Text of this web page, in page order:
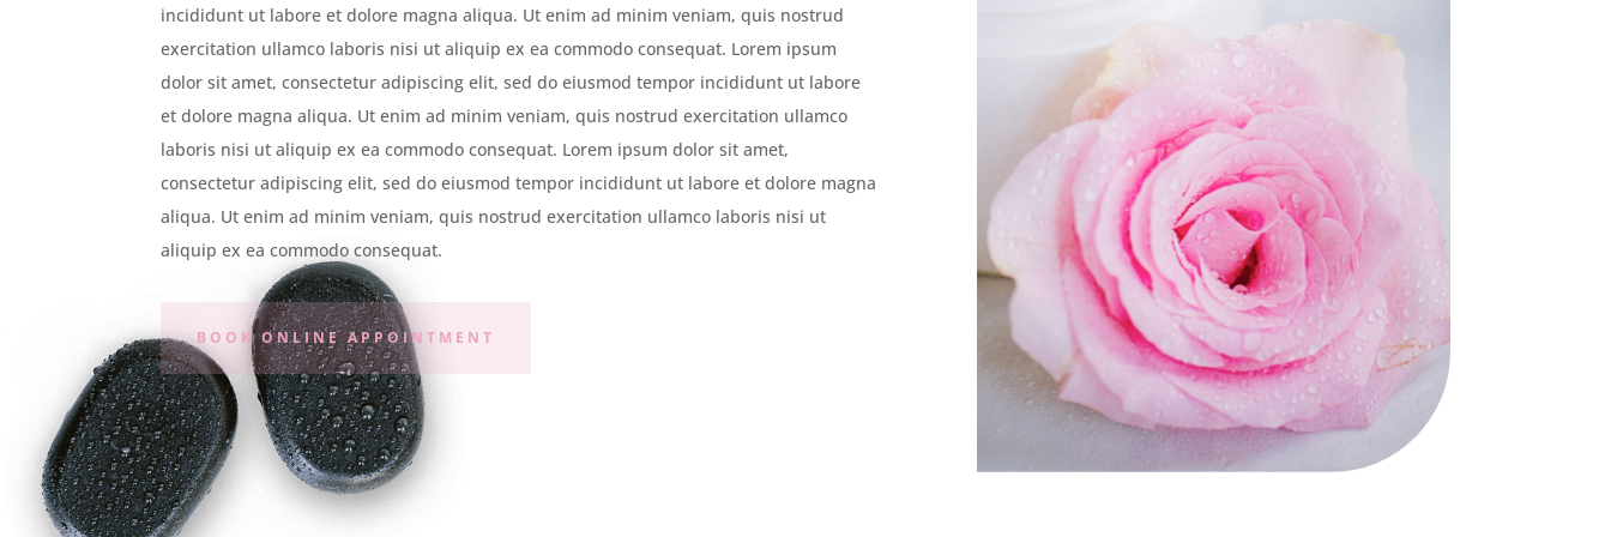
incididunt ut labore et dolore magna aliqua. Ut enim ad minim veniam, quis nostrud
exercitation ullamco laboris nisi ut aliquip ex ea commodo consequat. Lorem ipsum
dolor sit amet, consectetur adipiscing elit, sed do eiusmod tempor incididunt ut labore
et dolore magna aliqua. Ut enim ad minim veniam, quis nostrud exercitation ullamco
laboris nisi ut aliquip ex ea commodo consequat. Lorem ipsum dolor sit amet,
consectetur adipiscing elit, sed do eiusmod tempor incididunt ut labore et dolore magna
aliqua. Ut enim ad minim veniam, quis nostrud exercitation ullamco laboris nisi ut
aliquip ex ea commodo consequat.
BOOK ONLINE APPOINTMENT